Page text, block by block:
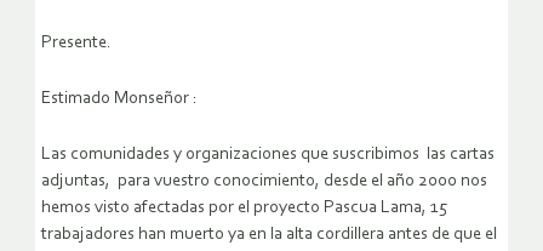
Presente.
Estimado Monseñor :
Las comunidades y organizaciones que suscribimos las cartas
adjuntas, para vuestro conocimiento, desde el año 2000 nos
hemos visto afectadas por el proyecto Pascua Lama, 15
trabajadores han muerto ya en la alta cordillera antes de que el